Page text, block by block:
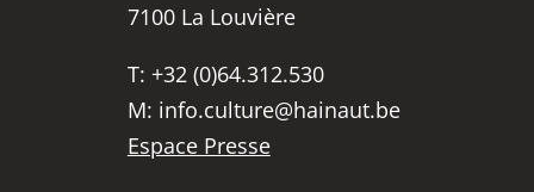
7100 La Louvière
T: +32 (0)64.312.530
M: info.culture@hainaut.be
Espace Presse